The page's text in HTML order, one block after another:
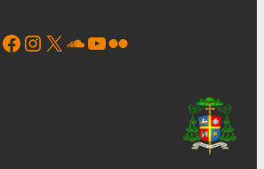
Facebook Instagram X Soundcloud YouTube Flickr